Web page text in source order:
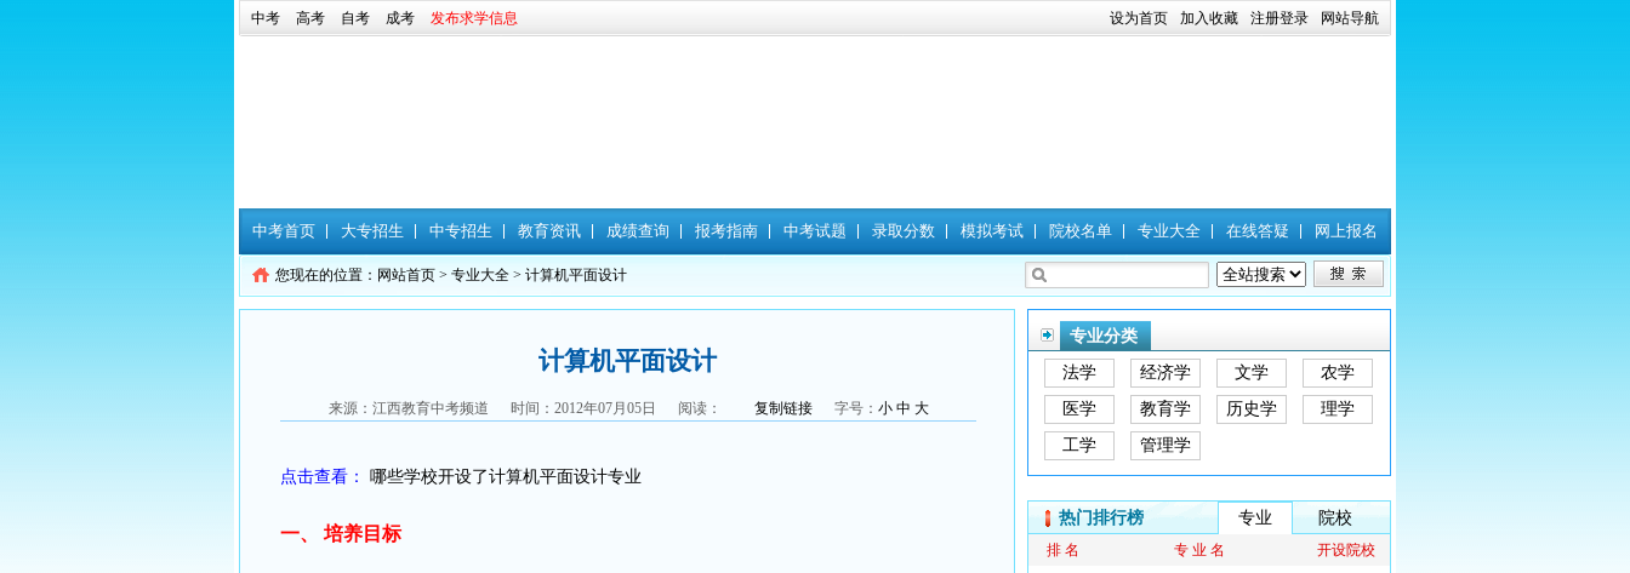
设为首页 加入收藏 注册登录 网站导航
中考 高考 自考 成考 发布求学信息
中考首页 大专招生 中专招生 教育资讯 成绩查询 报考指南 中考试题 录取分数 模拟考试 院校名单 专业大全 在线答疑 网上报名
您现在的位置： 网站首页 > 专业大全 > 计算机平面设计
计算机平面设计
来源：江西教育中考频道 时间：2012年07月05日 阅读： 复制链接字号： 小 中 大
点击查看： 哪些学校开设了计算机平面设计专业
一、 培养目标
专业分类
法学
经济学 文学
农学
医学
教育学 历史学
理学
工学
管理学
专业 院校
热门排行榜
排 名 专 业 名
开设院校